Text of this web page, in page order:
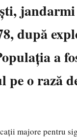
jandarmi
după
a
o rază
majore pentru